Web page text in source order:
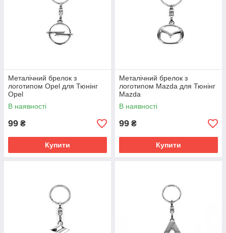
Металічний брелок з
логотипом Opel для Тюнінг
Opel
В наявності
99 ₴
Купити
Металічний брелок з
логотипом Mazda для Тюнінг
Mazda
В наявності
99 ₴
Купити